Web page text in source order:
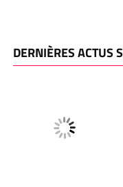
DERNIÈRES ACTUS